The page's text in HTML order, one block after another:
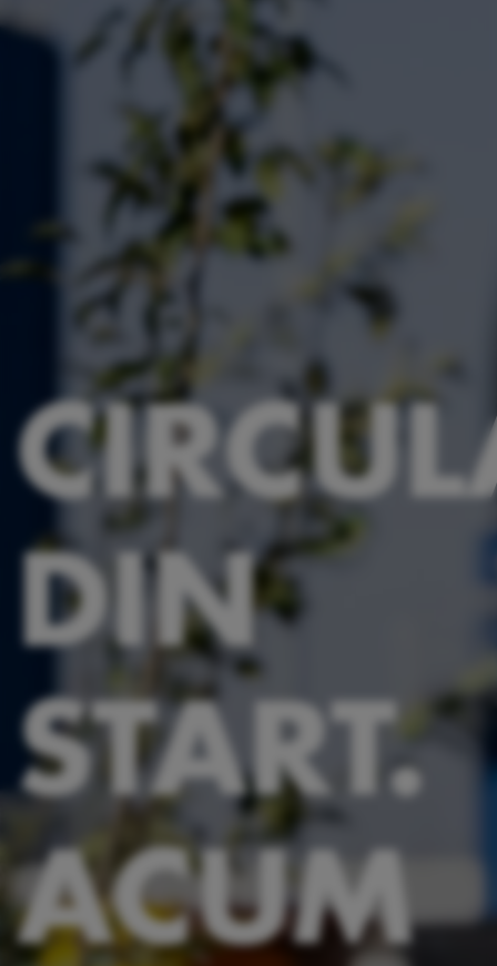
DIN
START.
ACUM